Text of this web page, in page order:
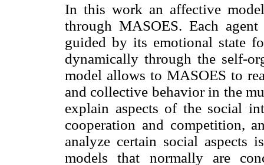
In this work an affective
through MASOES. Each
guided by its emotional state
dynamically through the self-
model allows to MASOES to
and collective behavior in the
explain aspects of the social
cooperation and competition,
analyze certain social aspects
models that normally are